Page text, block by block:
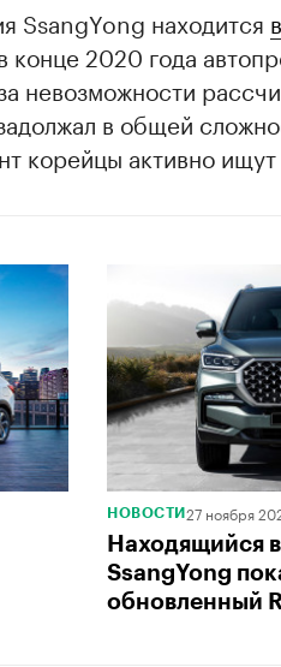
SsangYong находится
конце 2020 года
невозможности
в общей
корейцы активно ищут
НОВОСТИ 27 ноября
Находящийся
SsangYong
обновленный